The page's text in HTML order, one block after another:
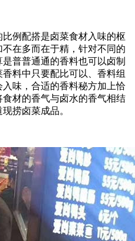
例配搭是卤菜食材入味的枢
在多而在于精，针对不同的
普普通通的香料也可以卤制
料中只要配比可以、香料组
味，合适的香料秘方加上恰
材的香气与卤水的香气相结
捞卤菜成品。